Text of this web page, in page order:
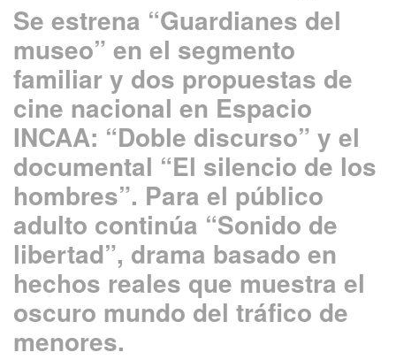
Se estrena “Guardianes del
museo” en el segmento
familiar y dos propuestas de
cine nacional en Espacio
INCAA: “Doble discurso” y el
documental “El silencio de los
hombres”. Para el público
adulto continúa “Sonido de
libertad”, drama basado en
hechos reales que muestra el
oscuro mundo del tráfico de
menores.